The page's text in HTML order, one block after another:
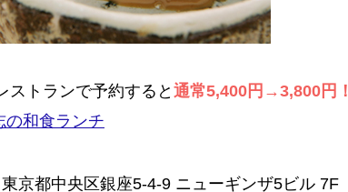
ストランで予約すると 通常5,400円→3,800円！
の和食ランチ
京都中央区銀座5-4-9 ニューギンザ5ビル 7F